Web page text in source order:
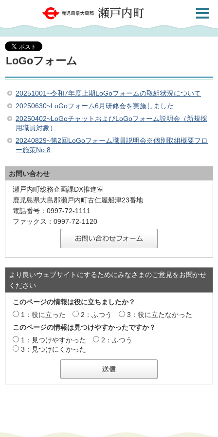
鹿児島県大島郡 瀬戸内町
共通メ
LoGoフォーム
20251001~令和7年度上期LoGoフォームの取組状況について
20250630~LoGoフォーム6月研修会を実施しました
20250402~LoGoチャットおよびLoGoフォーム説明会（新規採
用職員対象）
20240829~第2回LoGoフォーム職員説明会※個別取組概要フロ
ー施策No.8
お問い合わせ
瀬戸内町総務企画課DX推進室
鹿児島県大島郡瀬戸内町古仁屋船津23番地
電話番号：0997-72-1111
ファックス：0997-72-1120
より良いウェブサイトにするためにみなさまのご意見をお聞かせ
ください
このページの情報は役に立ちましたか？
1：役に立った
2：ふつう
3：役に立たなかった
このページの情報は見つけやすかったですか？
1：見つけやすかった
2：ふつう
3：見つけにくかった